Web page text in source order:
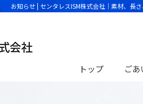
お知らせ | センタレスISM株式会社｜素材、長
トップ ご